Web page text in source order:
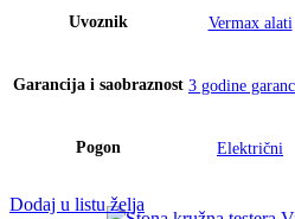
Uvoznik Vermax alati
Garancija i saobraznost 3 godine
Pogon Električni
Dodaj u listu želja